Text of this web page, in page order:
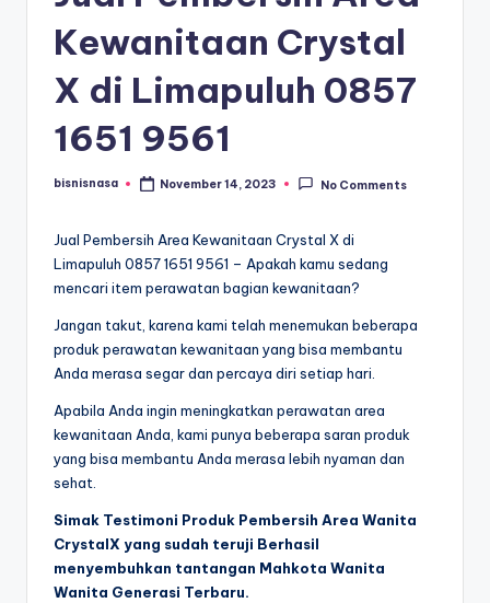
Kewanitaan Crystal
X di Limapuluh 0857
1651 9561
Posted
bisnisnasa November 14, 2023 No Comments
Jual Pembersih Area Kewanitaan Crystal X di
Limapuluh 0857 1651 9561 – Apakah kamu sedang
mencari item perawatan bagian kewanitaan?
Jangan takut, karena kami telah menemukan beberapa
produk perawatan kewanitaan yang bisa membantu
Anda merasa segar dan percaya diri setiap hari.
Apabila Anda ingin meningkatkan perawatan area
kewanitaan Anda, kami punya beberapa saran produk
yang bisa membantu Anda merasa lebih nyaman dan
sehat.
Simak Testimoni Produk Pembersih Area Wanita
CrystalX yang sudah teruji Berhasil
menyembuhkan tantangan Mahkota Wanita
Wanita Generasi Terbaru.